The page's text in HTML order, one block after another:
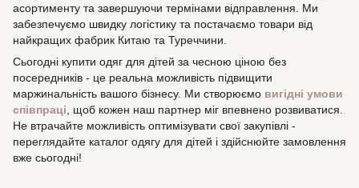
асортименту та завершуючи термінами відправлення. Ми
забезпечуємо швидку логістику та постачаємо товари від
найкращих фабрик Китаю та Туреччини.
Сьогодні купити одяг для дітей за чесною ціною без
посередників - це реальна можливість підвищити
маржинальність вашого бізнесу. Ми створюємо вигідні умови
співпраці , щоб кожен наш партнер міг впевнено розвиватися.
Не втрачайте можливість оптимізувати свої закупівлі -
переглядайте каталог одягу для дітей і здійснюйте замовлення
вже сьогодні!